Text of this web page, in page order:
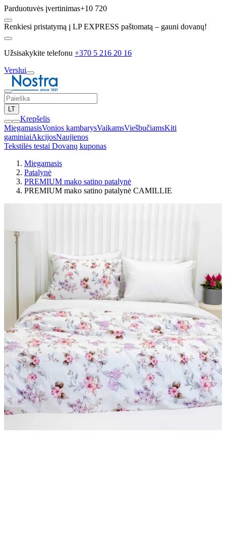
Parduotuvės įvertinimas+10 720
Renkiesi pristatymą į LP EXPRESS paštomatą – gauni dovanų!
Užsisakykite telefonu +370 5 216 20 16
Verslui
LT
Krepšelis
MiegamasisVonios kambarysVaikamsViešbučiamsKiti
gaminiaiAkcijosNaujienos
Tekstilės testai Dovanų kuponas
Miegamasis
Patalynė
PREMIUM mako satino patalynė
PREMIUM mako satino patalynė CAMILLIE